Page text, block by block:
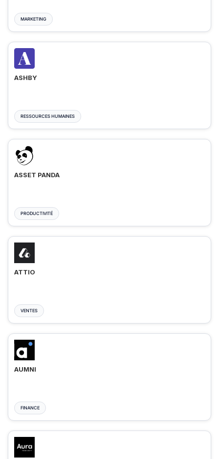
MARKETING
ASHBY
RESSOURCES HUMAINES
ASSET PANDA
PRODUCTIVITÉ
ATTIO
VENTES
AUMNI
FINANCE